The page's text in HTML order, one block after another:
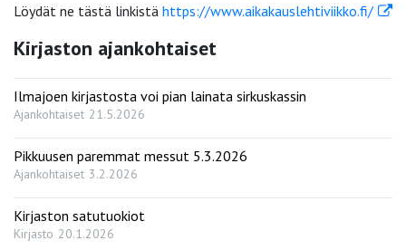
Löydät ne tästä linkistä https://www.aikakauslehtiviikko.fi/
Kirjaston ajankohtaiset
Ilmajoen kirjastosta voi pian lainata sirkuskassin
Ajankohtaiset 21.5.2026
Pikkuusen paremmat messut 5.3.2026
Ajankohtaiset 3.2.2026
Kirjaston satutuokiot
Kirjasto 20.1.2026